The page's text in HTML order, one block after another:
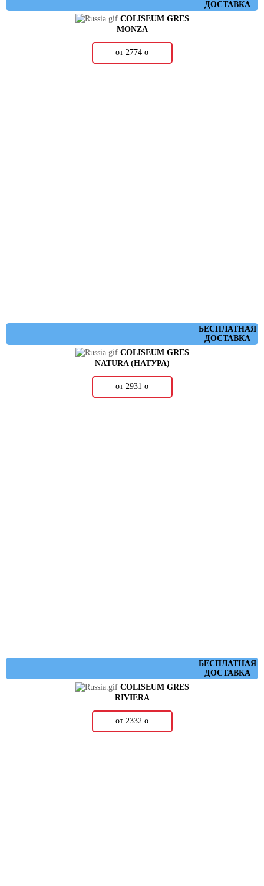
ДОСТАВКА
COLISEUM GRES
MONZA
от 2774 о
БЕСПЛАТНАЯ
ДОСТАВКА
COLISEUM GRES
NATURA (НАТУРА)
от 2931 о
БЕСПЛАТНАЯ
ДОСТАВКА
COLISEUM GRES
RIVIERA
от 2332 о